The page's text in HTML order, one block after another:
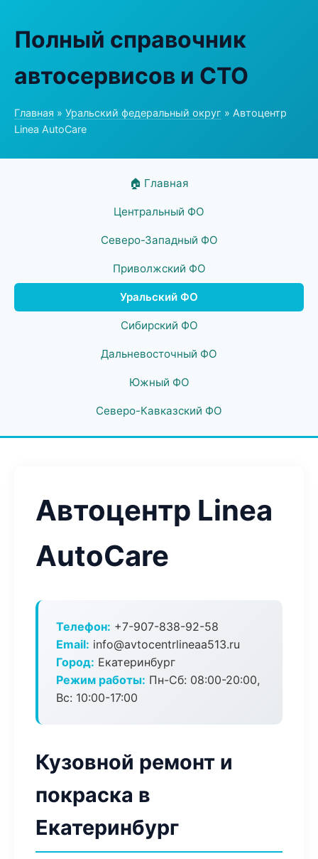
Полный справочник
автосервисов и СТО
Главная » Уральский федеральный округ » Автоцентр
Linea AutoCare
🏠 Главная
Центральный ФО
Северо-Западный ФО
Приволжский ФО
Уральский ФО
Сибирский ФО
Дальневосточный ФО
Южный ФО
Северо-Кавказский ФО
Автоцентр Linea
AutoCare
Телефон: +7-907-838-92-58
Email: info@avtocentrlineaa513.ru
Город: Екатеринбург
Режим работы: Пн-Сб: 08:00-20:00,
Вс: 10:00-17:00
Кузовной ремонт и
покраска в
Екатеринбург